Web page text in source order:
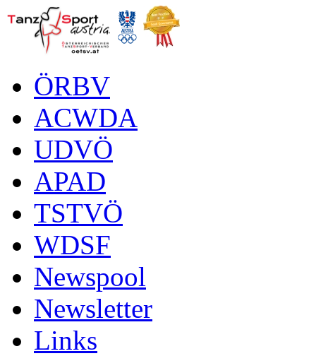
ÖRBV
ACWDA
UDVÖ
APAD
TSTVÖ
WDSF
Newspool
Newsletter
Links